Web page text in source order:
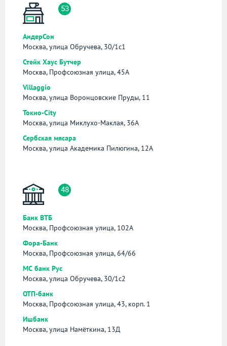
53
АндерСон
Москва, улица Обручева, 30/1с1
Стейк Хаус Бутчер
Москва, Профсоюзная улица, 45А
Villaggio
Москва, улица Воронцовские Пруды, 11
Токио-City
Москва, улица Миклухо-Маклая, 36А
Сербская мясара
Москва, улица Академика Пилюгина, 12А
48
Банк ВТБ
Москва, Профсоюзная улица, 102А
Фора-Банк
Москва, Профсоюзная улица, 64/66
МС банк Рус
Москва, улица Обручева, 30/1с2
ОТП-банк
Москва, Профсоюзная улица, 43, корп. 1
Ишбанк
Москва, улица Намёткина, 13Д